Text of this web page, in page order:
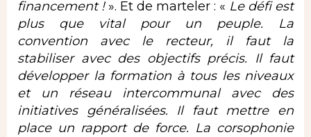
financement !». Et de marteler : « Le défi est
plus que vital pour un peuple. La
convention avec le recteur, il faut la
stabiliser avec des objectifs précis. Il faut
développer la formation à tous les niveaux
et un réseau intercommunal avec des
initiatives généralisées. Il faut mettre en
place un rapport de force. La corsophonie